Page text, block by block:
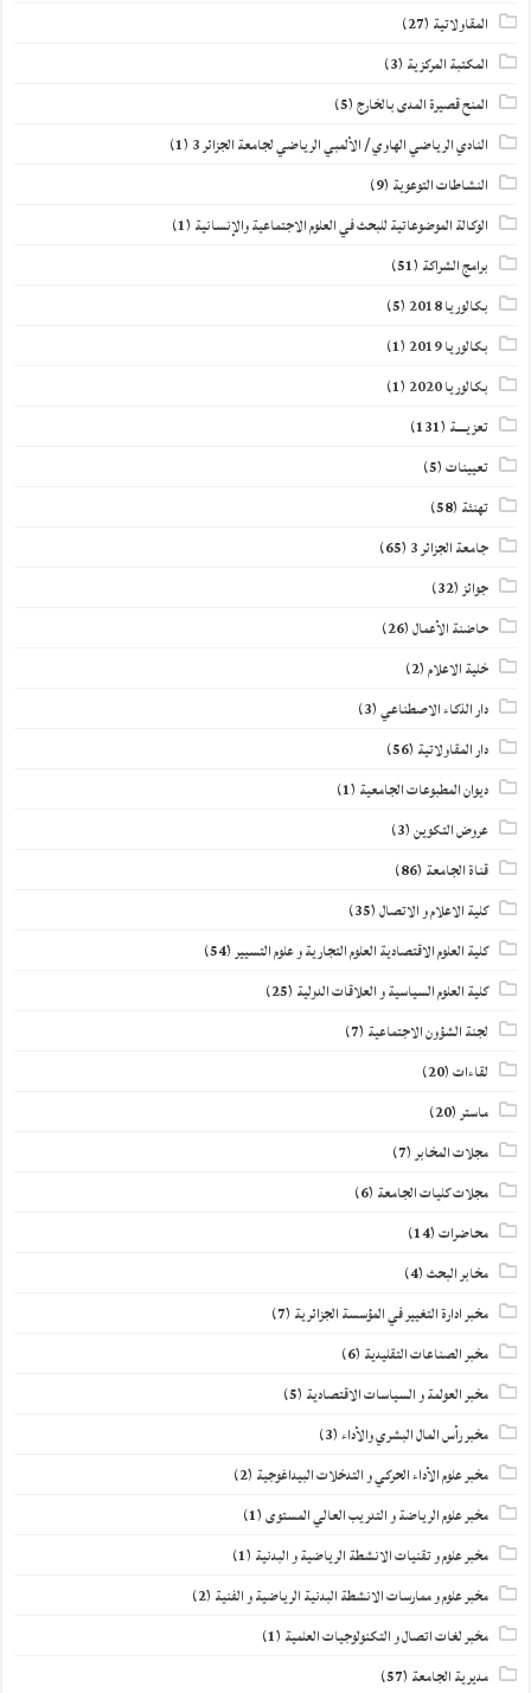
المقاولاتية (27)
المكتبة المركزية (3)
المنح قصيرة المدى بالخارج(5)
النادي الرياضي الهاوي / الألمبي الرياضي لجامعة الجزائر 3 (1)
النشاطات التوعوية (9)
الوكالة الموضوعاتية للبحث في العلوم الاجتماعية والإنسانية (1)
برامج الشراكة (51)
بكالوريا 2018
(5)
بكالوريا 2019
(1)
بكالوريا 2020
(1)
تعزيــــة (131)
تعيينات(5)
تهنئة (58)
جامعة الجزائر 3 (65)
جوائز(32)
حاضنة الأعمال(26)
خلية الاعلام(2)
دار الذكاء الاصطناعي(3)
دار المقاولاتية (56)
ديوان المطبوعات الجامعية (1)
عروض التكوين(3)
قناة الجامعة (86)
كلية الاعلام و الاتصال(35)
كلية العلوم الاقتصادية العلوم التجارية و علوم التسيير(54)
كلية العلوم السياسية و العلاقات الدولية (25)
لجنة الشؤون الاجتماعية (7)
لقاءات(20)
ماستر(20)
مجلات المخابر(7)
مجلات كليات الجامعة (6)
محاضرات(14)
مخابر البحث(4)
مخبر ادارة التغيير في المؤسسة الجزائرية (7)
مخبر الصناعات التقليدية (6)
مخبر العولمة و السياسات الاقتصادية (5)
مخبر رأس المال البشري والأداء(3)
مخبر علوم الأداء الحركي و التدخلات البيداغوجية (2)
مخبر علوم الرياضة و التدريب العالي المستوى(1)
مخبر علوم و تقنيات الانشطة الرياضية و البدنية (1)
مخبر علوم و ممارسات الانشطة البدنية الرياضية و الفنية (2)
مخبر لغات اتصال و التكنولوجيات العلمية (1)
مديرية الجامعة (57)